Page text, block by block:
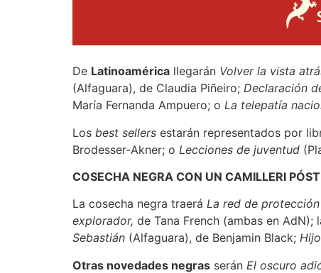
De Latinoamérica llegarán Volver la vista
(Alfaguara), de Claudia Piñeiro; Declaración
María Fernanda Ampuero; o La telepatía
Los best sellers estarán representados por
Brodesser-Akner; o Lecciones de juventud
COSECHA NEGRA CON UN CAMILLERI
La cosecha negra traerá La red de protección
explorador, de Tana French (ambas en
Sebastián (Alfaguara), de Benjamin Black;
Otras novedades negras serán El oscuro